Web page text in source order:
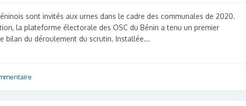
sont invités aux urnes dans le cadre des communales de 2020.
la plateforme électorale des OSC du Bénin a tenu un premier
bilan du déroulement du scrutin. Installée...